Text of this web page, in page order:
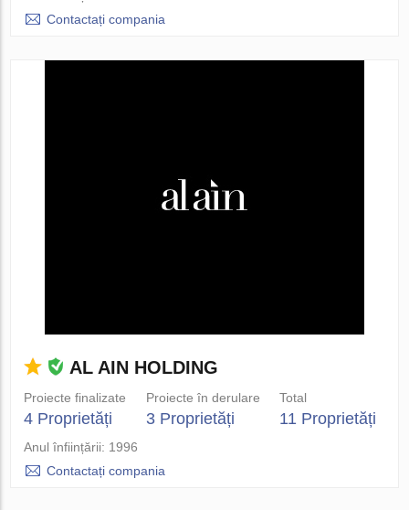
Contactați compania
AL AIN HOLDING
Proiecte finalizate
4 Proprietăți
Proiecte în derulare
3 Proprietăți
Total
11 Proprietăți
Anul înființării: 1996
Contactați compania